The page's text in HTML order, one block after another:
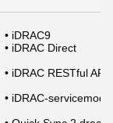
• iDRAC9
• iDRAC Direct
• iDRAC RESTful API
• iDRAC-